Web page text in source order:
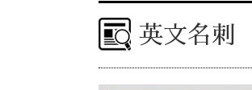
英文名刺